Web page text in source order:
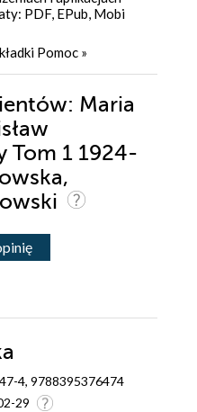
PDF, EPub, Mobi
Pomoc »
Maria
Tom 1 1924-
4, 9788395376474
29